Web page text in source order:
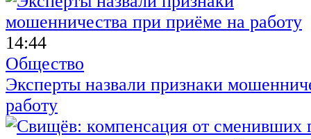
14:44
Общество
Эксперты назвали признаки
работу